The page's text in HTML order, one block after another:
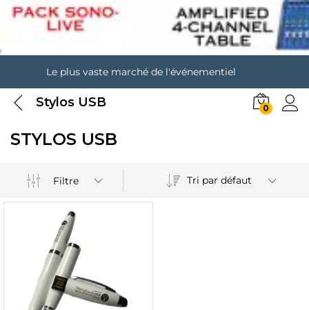
Le plus vaste marché de l'événementiel
Stylos USB 0
STYLOS USB
Filtre Tri par défaut